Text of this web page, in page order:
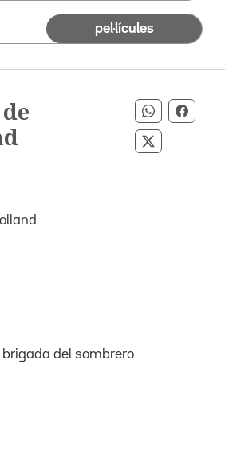
pel·lícules
Compartir
Compartir
del sombrero